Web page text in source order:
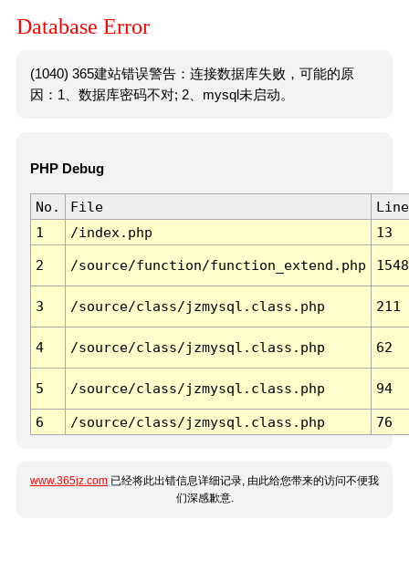
Database Error
(1040) 365建站错误警告：连接数据库失败，可能的原
因：1、数据库密码不对; 2、mysql未启动。
PHP Debug
No. File
Line
1
/index.php 13
2 /source/function/function_extend.php 1548
3 /source/class/jzmysql.class.php 211
4 /source/class/jzmysql.class.php 62
5 /source/class/jzmysql.class.php 94
6 /source/class/jzmysql.class.php 76
www.365jz.com 已经将此出错信息详细记录, 由此给您带来的访问不便我
们深感歉意.